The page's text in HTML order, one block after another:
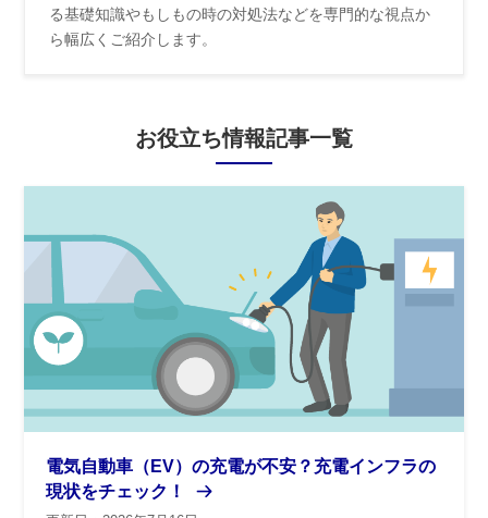
る基礎知識やもしもの時の対処法などを専門的な視点か
ら幅広くご紹介します。
お役立ち情報記事一覧
電気自動車（EV）の充電が不安？充電インフラの
現状をチェック！